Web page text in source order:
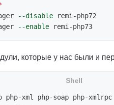
--disable
--enable
которые у нас были и